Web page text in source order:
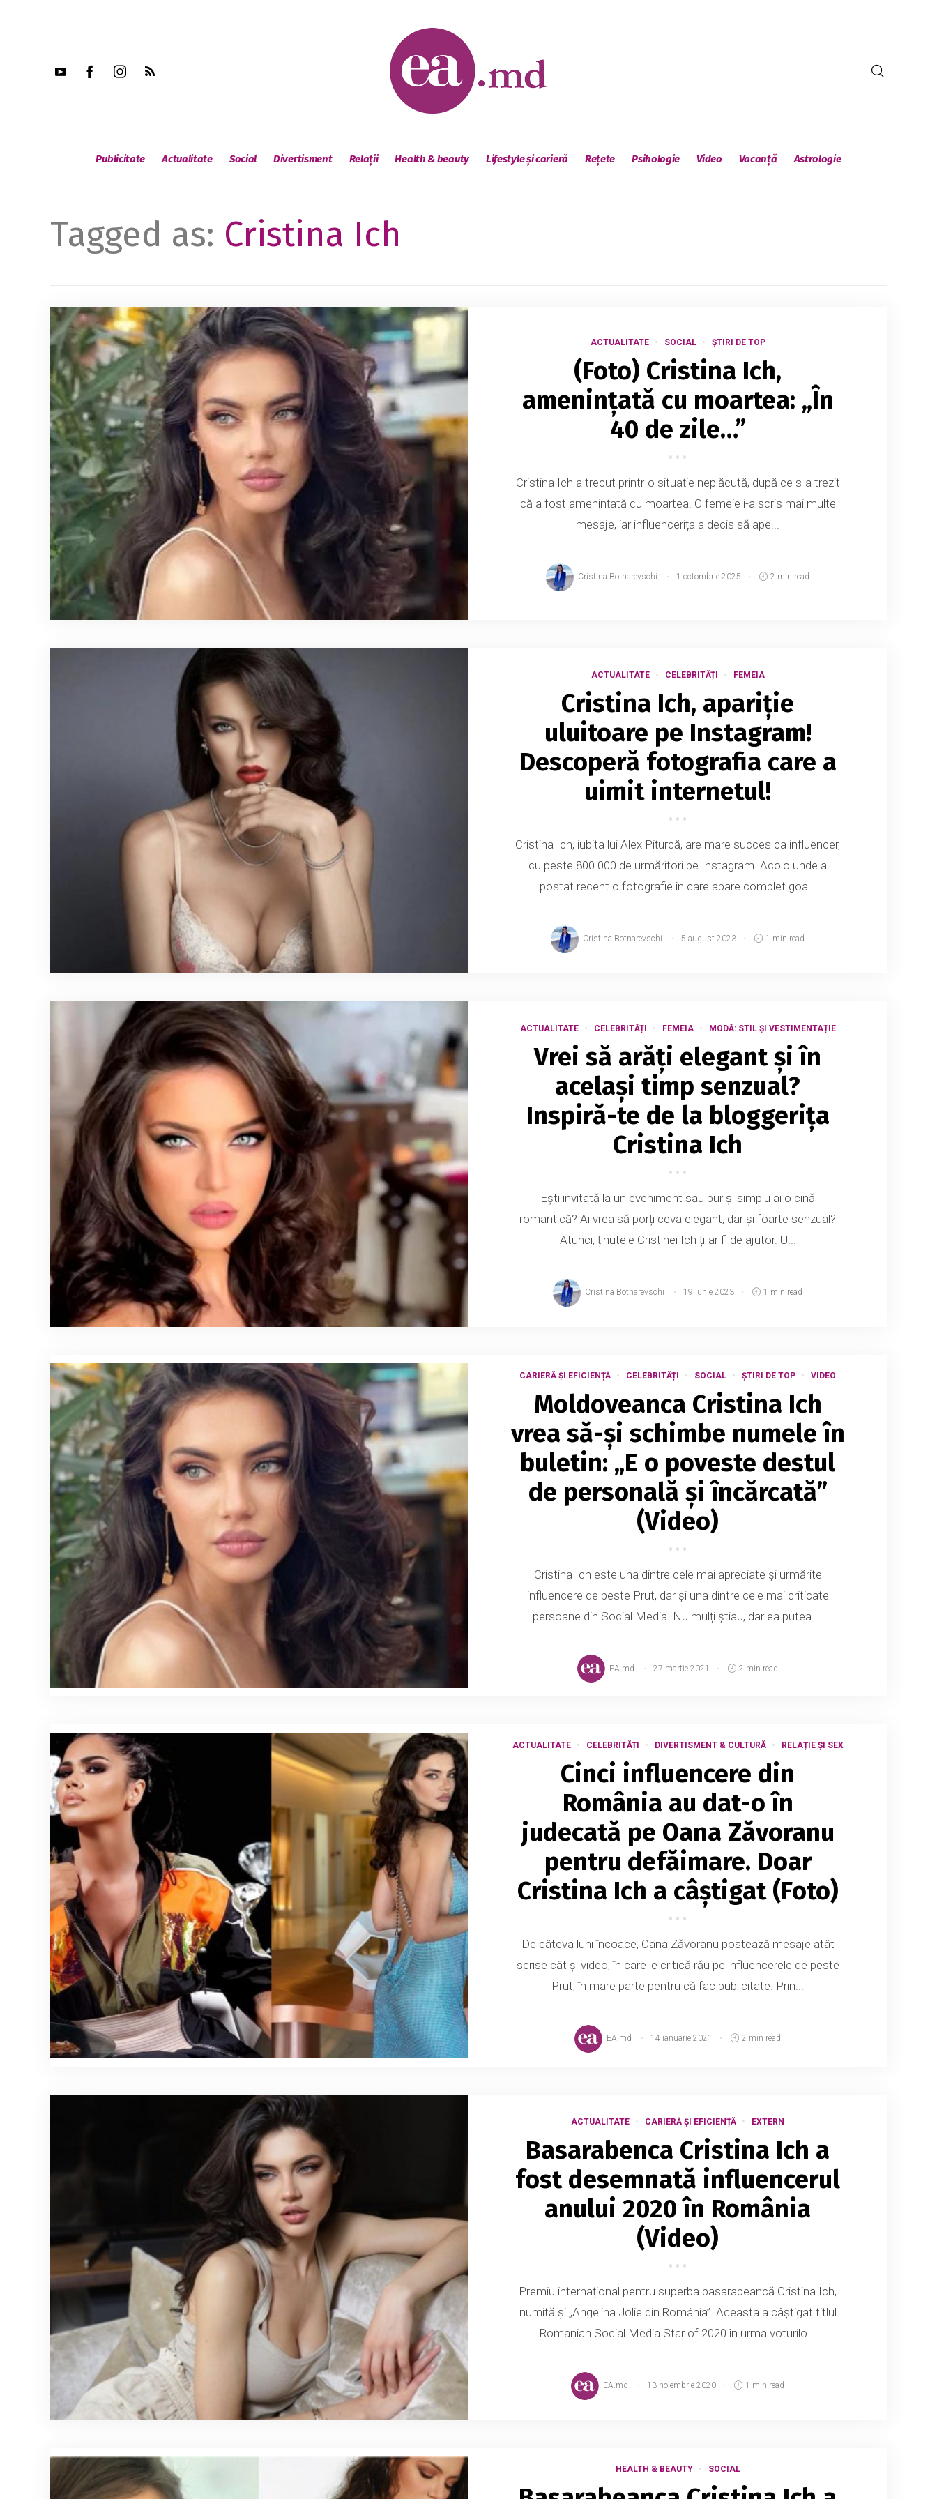
Publicitate Actualitate Social Divertisment Relații Health & beauty Lifestyle și carieră Rețete Psihologie Video Vacanță Astrologie
Tagged as: Cristina Ich
ACTUALITATE SOCIAL ȘTIRI DE TOP
(Foto) Cristina Ich,
amenințată cu moartea: „În
40 de zile…”
Cristina Ich a trecut printr-o situație neplăcută, după ce s-a trezit
că a fost amenințată cu moartea. O femeie i-a scris mai multe
mesaje, iar influencerița a decis să ape...
Cristina Botnarevschi 1 octombrie 2025 2 min read
ACTUALITATE CELEBRITĂȚI FEMEIA
Cristina Ich, apariție
uluitoare pe Instagram!
Descoperă fotografia care a
uimit internetul!
Cristina Ich, iubita lui Alex Pițurcă, are mare succes ca influencer,
cu peste 800.000 de urmăritori pe Instagram. Acolo unde a
postat recent o fotografie în care apare complet goa...
Cristina Botnarevschi 5 august 2023 1 min read
ACTUALITATE CELEBRITĂȚI FEMEIA MODĂ: STIL ȘI VESTIMENTAȚIE
Vrei să arăți elegant și în
același timp senzual?
Inspiră-te de la bloggerița
Cristina Ich
Ești invitată la un eveniment sau pur și simplu ai o cină
romantică? Ai vrea să porți ceva elegant, dar și foarte senzual?
Atunci, ținutele Cristinei Ich ți-ar fi de ajutor. U...
Cristina Botnarevschi 19 iunie 2023 1 min read
CARIERĂ ȘI EFICIENȚĂ CELEBRITĂȚI SOCIAL ȘTIRI DE TOP VIDEO
Moldoveanca Cristina Ich
vrea să-și schimbe numele în
buletin: „E o poveste destul
de personală și încărcată”
(Video)
Cristina Ich este una dintre cele mai apreciate și urmărite
influencere de peste Prut, dar și una dintre cele mai criticate
persoane din Social Media. Nu mulți știau, dar ea putea ...
EA.md 27 martie 2021 2 min read
ACTUALITATE CELEBRITĂȚI DIVERTISMENT & CULTURĂ RELAȚIE ȘI SEX
Cinci influencere din
România au dat-o în
judecată pe Oana Zăvoranu
pentru defăimare. Doar
Cristina Ich a câștigat (Foto)
De câteva luni încoace, Oana Zăvoranu postează mesaje atât
scrise cât și video, în care le critică rău pe influencerele de peste
Prut, în mare parte pentru că fac publicitate. Prin...
EA.md 14 ianuarie 2021 2 min read
ACTUALITATE CARIERĂ ȘI EFICIENȚĂ EXTERN
Basarabenca Cristina Ich a
fost desemnată influencerul
anului 2020 în România
(Video)
Premiu internațional pentru superba basarabeancă Cristina Ich,
numită și „Angelina Jolie din România”. Aceasta a câștigat titlul
Romanian Social Media Star of 2020 în urma voturilo...
EA.md 13 noiembrie 2020 1 min read
HEALTH & BEAUTY SOCIAL